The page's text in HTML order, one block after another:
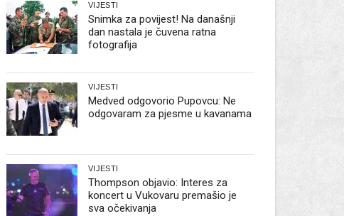
VIJESTI
Snimka za povijest! Na današnji
dan nastala je čuvena ratna
fotografija
VIJESTI
Medved odgovorio Pupovcu: Ne
odgovaram za pjesme u kavanama
VIJESTI
Thompson objavio: Interes za
koncert u Vukovaru premašio je
sva očekivanja